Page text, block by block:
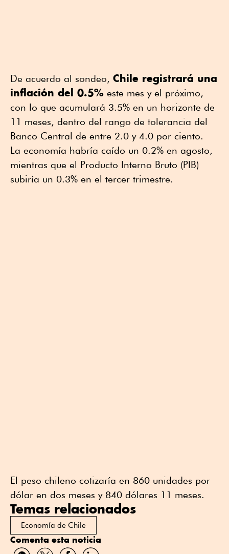
De acuerdo al sondeo, Chile registrará una
inflación del 0.5% este mes y el próximo,
con lo que acumulará 3.5% en un horizonte de
11 meses, dentro del rango de tolerancia del
Banco Central de entre 2.0 y 4.0 por ciento.
La economía habría caído un 0.2% en agosto,
mientras que el Producto Interno Bruto (PIB)
subiría un 0.3% en el tercer trimestre.
El peso chileno cotizaría en 860 unidades por
dólar en dos meses y 840 dólares 11 meses.
Temas relacionados
Economía de Chile
Comenta esta noticia